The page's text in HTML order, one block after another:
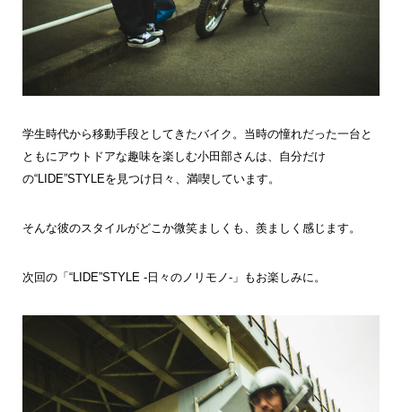
学生時代から移動手段としてきたバイク。当時の憧れだった一台と
ともにアウトドアな趣味を楽しむ小田部さんは、自分だけ
の“LIDE”STYLEを見つけ日々、満喫しています。
そんな彼のスタイルがどこか微笑ましくも、羨ましく感じます。
次回の「“LIDE”STYLE -日々のノリモノ-」もお楽しみに。